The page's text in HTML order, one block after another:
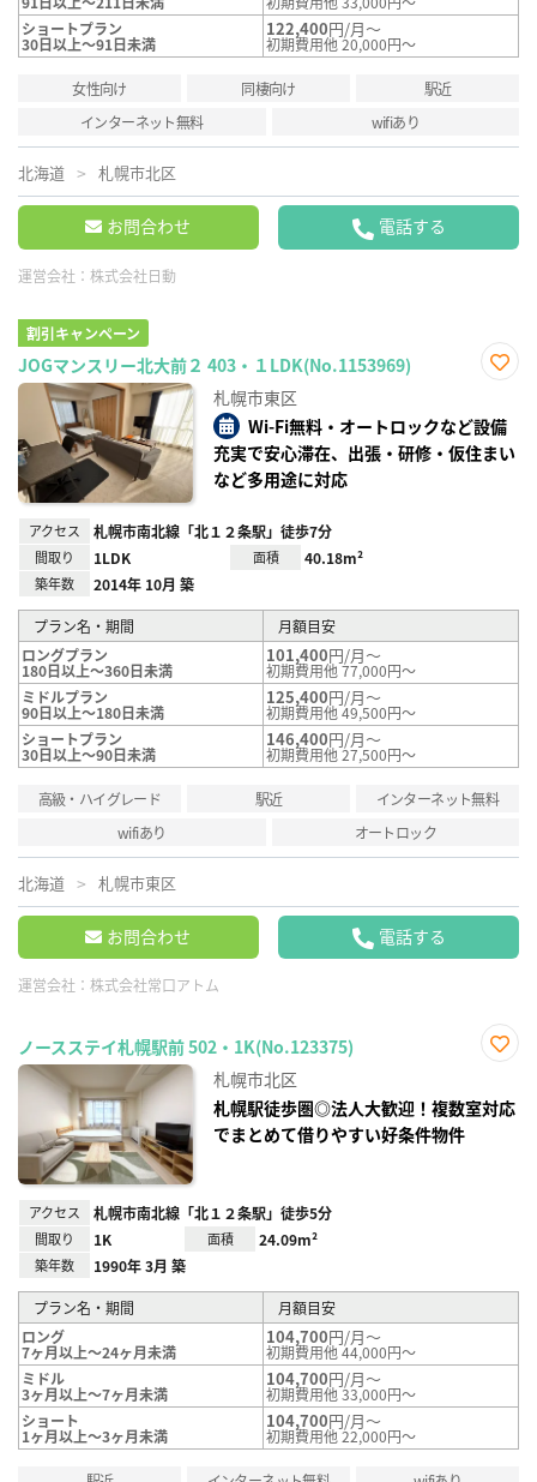
ショートプラン
30日以上～91日未満
122,400円/月～
初期費用他 20,000円～
女性向け 同棲向け
駅近
インターネット無料
wifiあり
北海道 札幌市北区
お問合わせ 電話する
運営会社： 株式会社日動
割引キャンペーン
JOGマンスリー北大前２ 403・１LDK(No.1153969)
り登
録
札幌市東区
Wi-Fi無料・オートロックなど設備
充実で安心滞在、出張・研修・仮住まい
など多用途に対応
アクセス 札幌市南北線「北１２条駅」徒歩7分
間取り 1LDK 面積 40.18m²
築年数 2014年 10月 築
プラン名・期間
月額目安
ロングプラン
180日以上～360日未満
101,400円/月～
初期費用他 77,000円～
ミドルプラン
90日以上～180日未満
125,400円/月～
初期費用他 49,500円～
ショートプラン
30日以上～90日未満
146,400円/月～
初期費用他 27,500円～
高級・ハイグレード 駅近
インターネット無料
wifiあり
オートロック
北海道 札幌市東区
お問合わせ 電話する
運営会社： 株式会社常口アトム
ノースステイ札幌駅前 502・1K(No.123375)
り登
録
札幌市北区
札幌駅徒歩圏◎法人大歓迎！複数室対応
でまとめて借りやすい好条件物件
アクセス 札幌市南北線「北１２条駅」徒歩5分
間取り 1K 面積 24.09m²
築年数 1990年 3月 築
プラン名・期間
月額目安
ロング
7ヶ月以上～24ヶ月未満
104,700円/月～
初期費用他 44,000円～
ミドル
3ヶ月以上～7ヶ月未満
104,700円/月～
初期費用他 33,000円～
ショート
1ヶ月以上～3ヶ月未満
104,700円/月～
初期費用他 22,000円～